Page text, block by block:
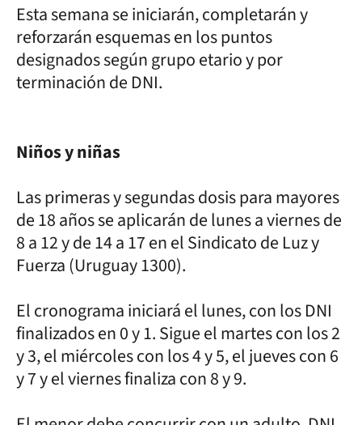
Esta semana se iniciarán, completarán y
reforzarán esquemas en los puntos
designados según grupo etario y por
terminación de DNI.
Niños y niñas
Las primeras y segundas dosis para mayores
de 18 años se aplicarán de lunes a viernes de
8 a 12 y de 14 a 17 en el Sindicato de Luz y
Fuerza (Uruguay 1300).
El cronograma iniciará el lunes, con los DNI
finalizados en 0 y 1. Sigue el martes con los 2
y 3, el miércoles con los 4 y 5, el jueves con 6
y 7 y el viernes finaliza con 8 y 9.